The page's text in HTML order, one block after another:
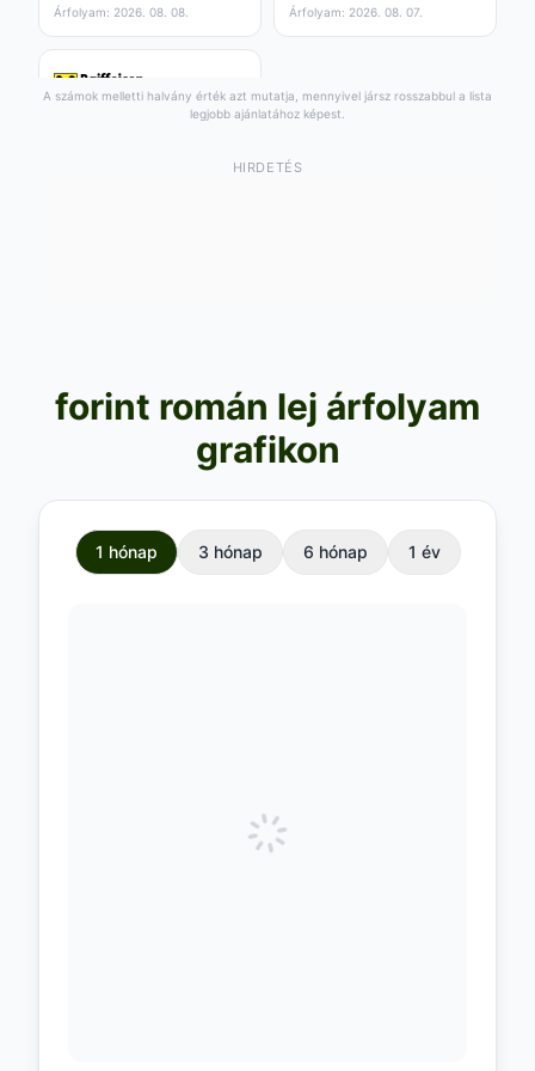
Árfolyam: 2026. 08. 07. Árfolyam: 2026. 08. 07.
Árfolyam: 2026. 08. 08. Árfolyam: 2026. 08. 07.
A számok melletti halvány érték azt mutatja, mennyivel jársz rosszabbul a lista
legjobb ajánlatához képest.
HIRDETÉS
forint román lej árfolyam
grafikon
1 hónap 3 hónap 6 hónap 1 év